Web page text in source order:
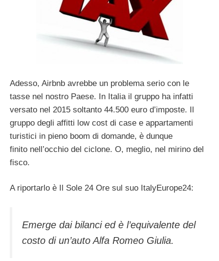
Adesso, Airbnb avrebbe un problema serio con le
tasse nel nostro Paese. In Italia il gruppo ha infatti
versato nel 2015 soltanto 44.500 euro d’imposte. Il
gruppo degli affitti low cost di case e appartamenti
turistici in pieno boom di domande, è dunque
finito nell’occhio del ciclone. O, meglio, nel mirino del
fisco.
A riportarlo è Il Sole 24 Ore sul suo ItalyEurope24:
Emerge dai bilanci ed è l’equivalente del
costo di un’auto Alfa Romeo Giulia.